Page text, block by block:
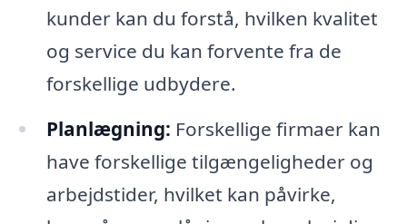
kunder kan du forstå, hvilken kvalitet
og service du kan forvente fra de
forskellige udbydere.
Planlægning: Forskellige firmaer kan
have forskellige tilgængeligheder og
arbejdstider, hvilket kan påvirke,